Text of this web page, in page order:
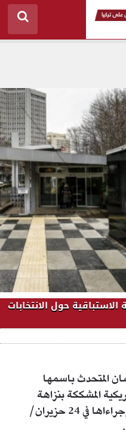
حول الانتخابات
المتحدث باسمها
المشككة بنزاهة
الانتخابات التي أقر برلمان البلاد إجراءاها في 24 حزيران/